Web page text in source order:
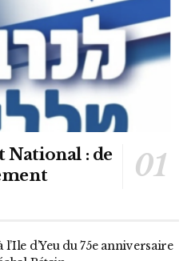
National : de
d’Yeu du 75e anniversaire